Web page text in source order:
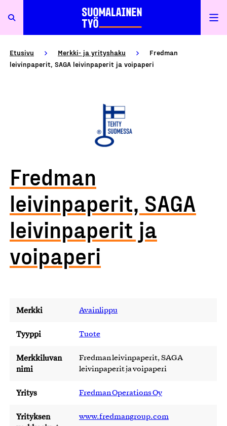
Etusivu Merkki- ja yrityshaku
Fredman
leivinpaperit, SAGA leivinpaperit ja voipaperi
Fredman
leivinpaperit, SAGA
leivinpaperit ja
voipaperi
Merkki Avainlippu
Tyyppi Tuote
Merkkiluvan
nimi
Fredman leivinpaperit, SAGA
leivinpaperit ja voipaperi
Yritys Fredman Operations Oy
Yrityksen
www.fredmangroup.com